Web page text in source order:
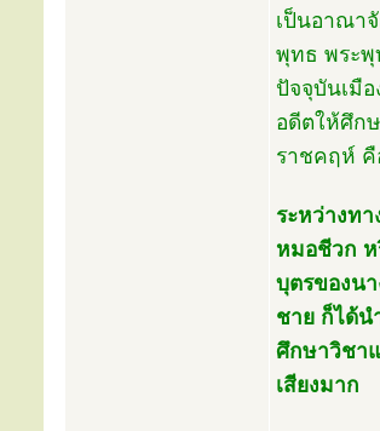
เป็นอาณา
พุทธ พระพุ
ปัจจุบันเมื
อดีตให้ศึก
ราชคฤห์ คื
ระหว่างท
หมอชีวก ห
บุตรของน
ชาย ก็ได้น
ศึกษาวิชา
เสียงมาก